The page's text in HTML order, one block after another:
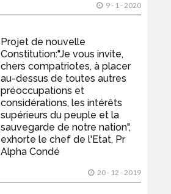
9 - 1 - 2020
Projet de nouvelle
Constitution:"Je vous invite,
chers compatriotes, à placer
au-dessus de toutes autres
préoccupations et
considérations, les intérêts
supérieurs du peuple et la
sauvegarde de notre nation",
exhorte le chef de l'Etat, Pr
Alpha Condé
20 - 12 - 2019